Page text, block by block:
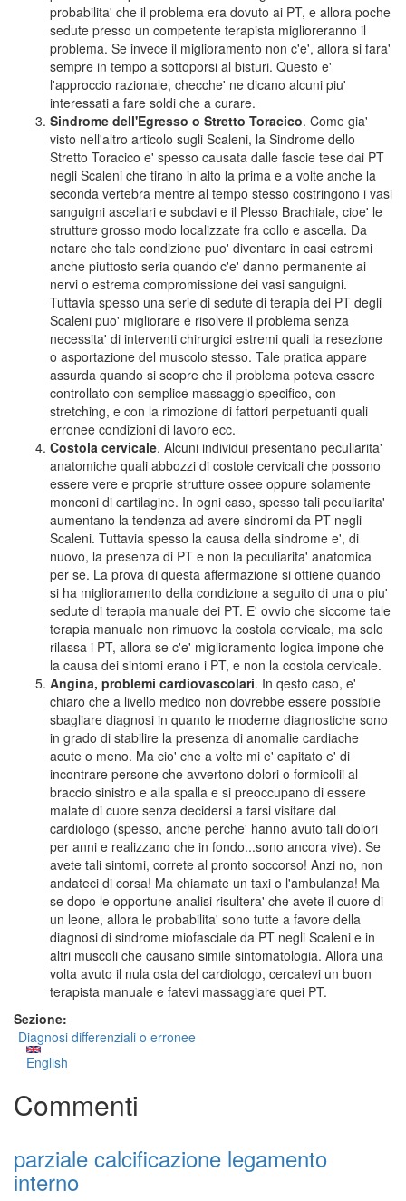
probabilita' che il problema era dovuto ai PT, e allora poche
sedute presso un competente terapista miglioreranno il
problema. Se invece il miglioramento non c'e', allora si fara'
sempre in tempo a sottoporsi al bisturi. Questo e'
l'approccio razionale, checche' ne dicano alcuni piu'
interessati a fare soldi che a curare.
Sindrome dell'Egresso o Stretto Toracico. Come gia'
visto nell'altro articolo sugli Scaleni, la Sindrome dello
Stretto Toracico e' spesso causata dalle fascie tese dai PT
negli Scaleni che tirano in alto la prima e a volte anche la
seconda vertebra mentre al tempo stesso costringono i vasi
sanguigni ascellari e subclavi e il Plesso Brachiale, cioe' le
strutture grosso modo localizzate fra collo e ascella. Da
notare che tale condizione puo' diventare in casi estremi
anche piuttosto seria quando c'e' danno permanente ai
nervi o estrema compromissione dei vasi sanguigni.
Tuttavia spesso una serie di sedute di terapia dei PT degli
Scaleni puo' migliorare e risolvere il problema senza
necessita' di interventi chirurgici estremi quali la resezione
o asportazione del muscolo stesso. Tale pratica appare
assurda quando si scopre che il problema poteva essere
controllato con semplice massaggio specifico, con
stretching, e con la rimozione di fattori perpetuanti quali
erronee condizioni di lavoro ecc.
Costola cervicale. Alcuni individui presentano peculiarita'
anatomiche quali abbozzi di costole cervicali che possono
essere vere e proprie strutture ossee oppure solamente
monconi di cartilagine. In ogni caso, spesso tali peculiarita'
aumentano la tendenza ad avere sindromi da PT negli
Scaleni. Tuttavia spesso la causa della sindrome e', di
nuovo, la presenza di PT e non la peculiarita' anatomica
per se. La prova di questa affermazione si ottiene quando
si ha miglioramento della condizione a seguito di una o piu'
sedute di terapia manuale dei PT. E' ovvio che siccome tale
terapia manuale non rimuove la costola cervicale, ma solo
rilassa i PT, allora se c'e' miglioramento logica impone che
la causa dei sintomi erano i PT, e non la costola cervicale.
Angina, problemi cardiovascolari. In qesto caso, e'
chiaro che a livello medico non dovrebbe essere possibile
sbagliare diagnosi in quanto le moderne diagnostiche sono
in grado di stabilire la presenza di anomalie cardiache
acute o meno. Ma cio' che a volte mi e' capitato e' di
incontrare persone che avvertono dolori o formicolii al
braccio sinistro e alla spalla e si preoccupano di essere
malate di cuore senza decidersi a farsi visitare dal
cardiologo (spesso, anche perche' hanno avuto tali dolori
per anni e realizzano che in fondo...sono ancora vive). Se
avete tali sintomi, correte al pronto soccorso! Anzi no, non
andateci di corsa! Ma chiamate un taxi o l'ambulanza! Ma
se dopo le opportune analisi risultera' che avete il cuore di
un leone, allora le probabilita' sono tutte a favore della
diagnosi di sindrome miofasciale da PT negli Scaleni e in
altri muscoli che causano simile sintomatologia. Allora una
volta avuto il nula osta del cardiologo, cercatevi un buon
terapista manuale e fatevi massaggiare quei PT.
Sezione:
Diagnosi differenziali o erronee
English
Commenti
parziale calcificazione legamento
interno